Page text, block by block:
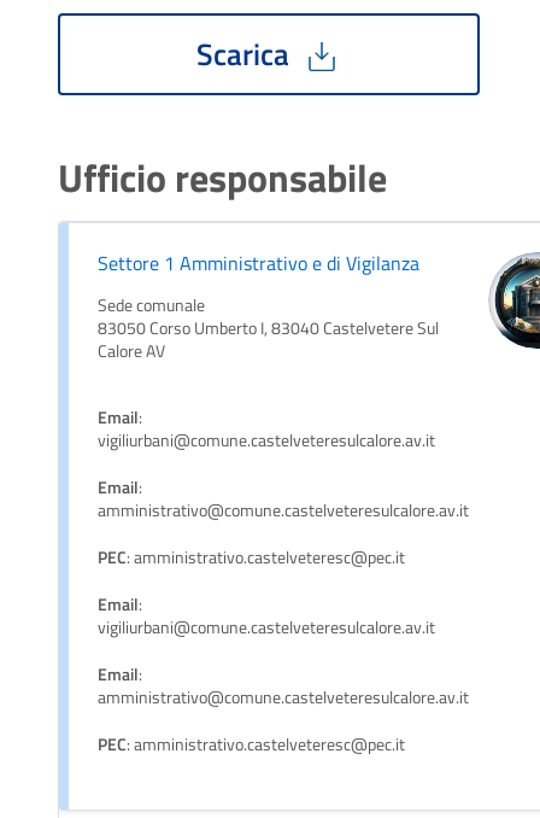
Scarica
Ufficio responsabile
Settore 1 Amministrativo e di Vigilanza
Sede comunale
83050 Corso Umberto I, 83040 Castelvetere Sul
Calore AV
Email:
vigiliurbani@comune.castelveteresulcalore.av.it
Email:
amministrativo@comune.castelveteresulcalore.av.it
PEC: amministrativo.castelveteresc@pec.it
Email:
vigiliurbani@comune.castelveteresulcalore.av.it
Email:
amministrativo@comune.castelveteresulcalore.av.it
PEC: amministrativo.castelveteresc@pec.it